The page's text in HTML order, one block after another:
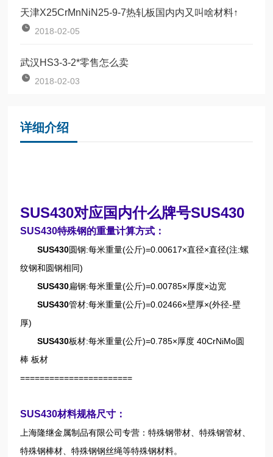
天津X25CrMnNiN25-9-7热轧板国内内又叫啥材料↑
2018-02-05
武汉HS3-3-2*零售怎么卖
2018-02-03
详细介绍
SUS430对应国内什么牌号SUS430
SUS430特殊钢的重量计算方式：
SUS430圆钢:每米重量(公斤)=0.00617×直径×直径(注:螺
纹钢和圆钢相同)
SUS430扁钢:每米重量(公斤)=0.00785×厚度×边宽
SUS430管材:每米重量(公斤)=0.02466×壁厚×(外径-壁
厚)
SUS430板材:每米重量(公斤)=0.785×厚度 40CrNiMo圆
棒 板材
=======================
SUS430材料规格尺寸：
上海隆继金属制品有限公司专营：特殊钢带材、特殊钢管材、
特殊钢棒材、特殊钢钢丝绳等特殊钢材料。